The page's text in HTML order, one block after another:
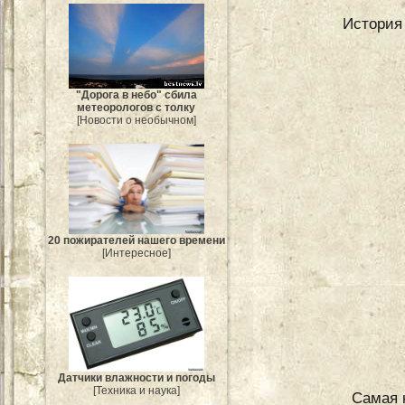
"Дорога в небо" сбила
метеорологов с толку
[Новости о необычном]
20 пожирателей нашего времени
[Интересное]
Датчики влажности и погоды
[Техника и наука]
Самая